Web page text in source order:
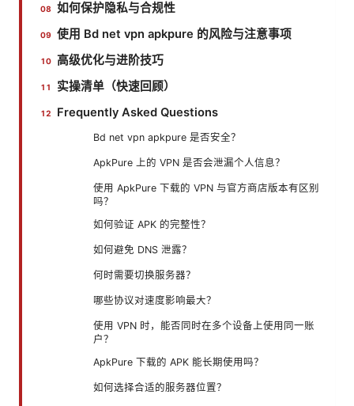
如何保护隐私与合规性
使用 Bd net vpn apkpure 的风险与注意事项
高级优化与进阶技巧
实操清单（快速回顾）
Frequently Asked Questions
Bd net vpn apkpure 是否安全？
ApkPure 上的 VPN 是否会泄漏个人信息？
使用 ApkPure 下载的 VPN 与官方商店版本有区别
吗？
如何验证 APK 的完整性？
如何避免 DNS 泄露？
何时需要切换服务器？
哪些协议对速度影响最大？
使用 VPN 时，能否同时在多个设备上使用同一账
户？
ApkPure 下载的 APK 能长期使用吗？
如何选择合适的服务器位置？